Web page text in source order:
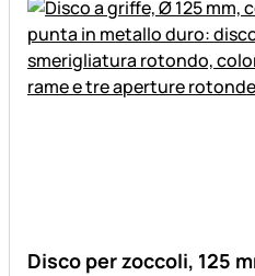
Disco per zoccoli, 125